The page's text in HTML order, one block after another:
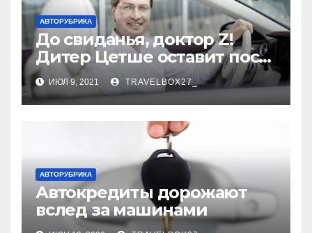
АВТОРУБРИКА
До свиданья, доктор Z!
Дитер Цетше оставит пост
главы концерна Daimler
ИЮЛ 9, 2021 TRAVELBOX27_
АВТОРУБРИКА
Автокредиты дорожают
вслед за машинами